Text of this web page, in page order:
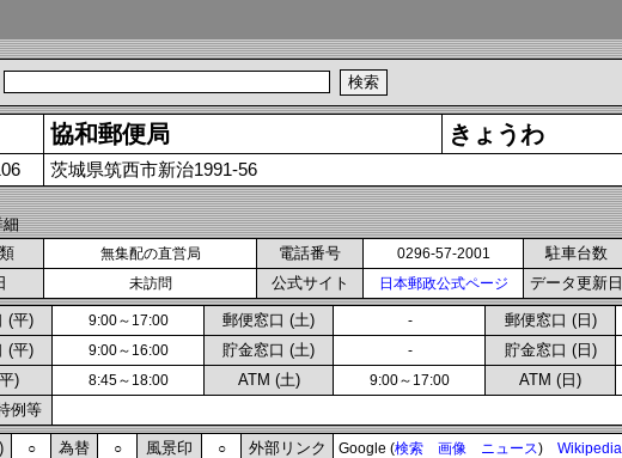
協和郵便局 きょうわ
茨城県筑西市新治1991-56
細
無集配の直営局 電話番号 0296-57-2001 駐車台数
未訪問 公式サイト 日本郵政公式ページ データ更新日
(平) 9:00～17:00 郵便窓口 (土) - 郵便窓口 (日)
(平) 9:00～16:00 貯金窓口 (土) - 貯金窓口 (日)
) 8:45～18:00 ATM (土) 9:00～17:00 ATM (日)
例等
○ 為替 ○ 風景印 ○ 外部リンク Google (検索 画像 ニュース) Wikipedia